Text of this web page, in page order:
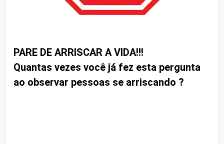
PARE DE ARRISCAR A VIDA!!!
Quantas vezes você já fez esta pergunta
ao observar pessoas se arriscando ?